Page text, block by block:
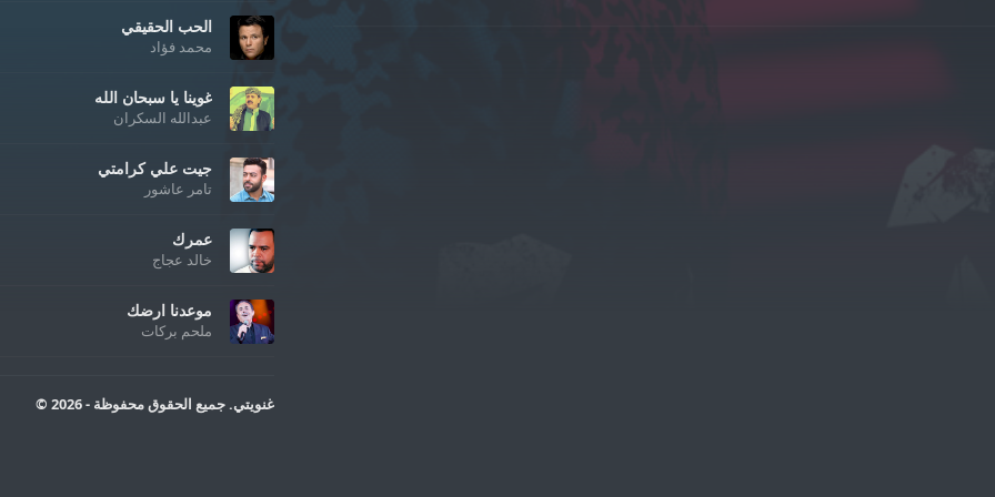
الحب الحقيقي
محمد فؤاد
غوينا يا سبحان الله
عبدالله السكران
جيت علي كرامتي
تامر عاشور
عمرك
خالد عجاج
موعدنا ارضك
ملحم بركات
غنويتي. جميع الحقوق محفوظة - 2026 ©